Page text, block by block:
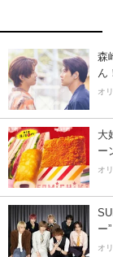
森
ん
オ
大
ー
オ
ー”
オ